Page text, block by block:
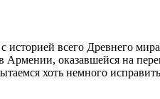
всего Древнего
оказавшейся на
хоть немного